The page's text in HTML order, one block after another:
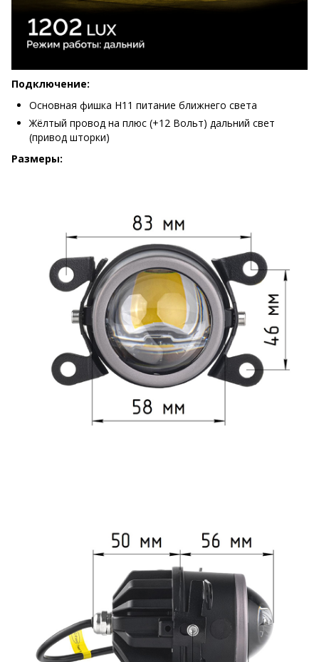
Подключение:
Основная фишка H11 питание ближнего света
Жёлтый провод на плюс (+12 Вольт) дальний свет
(привод шторки)
Размеры: